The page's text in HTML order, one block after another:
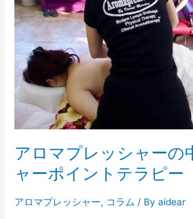
アロマプレッシャーの
ャーポイントテラピー
アロマプレッシャー, コラム / Byaidear
ッ
シ
ャ
中
の
プ
シ
ャ
ー
ポ